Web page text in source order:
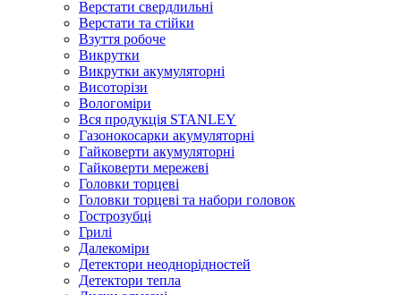
Верстати свердлильні
Верстати та стійки
Взуття робоче
Викрутки
Викрутки акумуляторні
Висоторізи
Вологоміри
Вся продукція STANLEY
Газонокосарки акумуляторні
Гайковерти акумуляторні
Гайковерти мережеві
Головки торцеві
Головки торцеві та набори головок
Гострозубці
Грилі
Далекоміри
Детектори неоднорідностей
Детектори тепла